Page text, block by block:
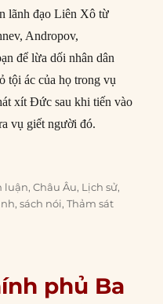
lãnh đạo Liên Xô từ
Andropov,
để lừa dối nhân dân
tội ác của họ trong vụ
xít Đức sau khi tiến vào
vụ giết người đó.
vụ Thảm sát Katyn”
luận,Châu Âu, Lịch sử,
,sách nói,Thảm sát
phủ Ba